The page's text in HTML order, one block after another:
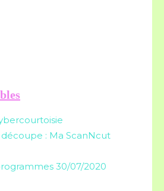
: Ma ScanNcut
30/07/2020